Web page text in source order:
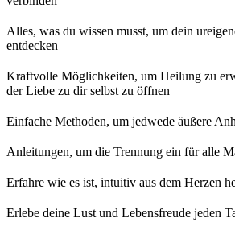
Alles, was du wissen musst, um dein
entdecken
Kraftvolle Möglichkeiten, um Heilung zu
der Liebe zu dir selbst zu öffnen
Einfache Methoden, um jedwede äußere
Anleitungen, um die Trennung ein für alle
Erfahre wie es ist, intuitiv aus dem Herzen
Erlebe deine Lust und Lebensfreude jeden